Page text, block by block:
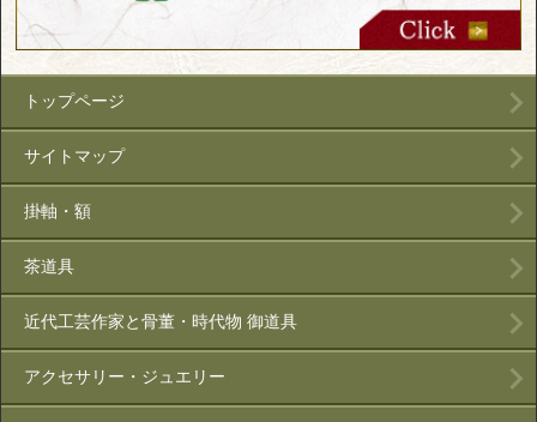
トップページ
サイトマップ
掛軸・額
茶道具
近代工芸作家と骨董・時代物 御道具
アクセサリー・ジュエリー